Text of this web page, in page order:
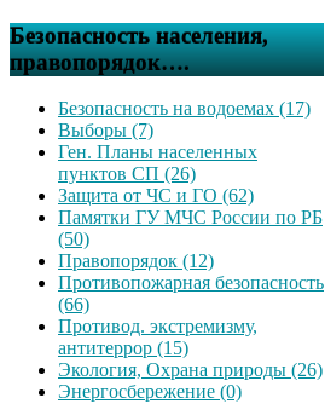
Безопасность населения,
правопорядок….
Безопасность на водоемах (17)
Выборы (7)
Ген. Планы населенных
пунктов СП (26)
Защита от ЧС и ГО (62)
Памятки ГУ МЧС России по РБ
(50)
Правопорядок (12)
Противопожарная безопасность
(66)
Противод. экстремизму,
антитеррор (15)
Экология, Охрана природы (26)
Энергосбережение (0)